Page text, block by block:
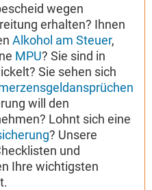
wegen
erhalten? Ihnen
Alkohol am Steuer,
MPU? Sie sind in
Sie sehen sich
will den
Lohnt sich eine
? Unsere
und
Ihre wichtigsten